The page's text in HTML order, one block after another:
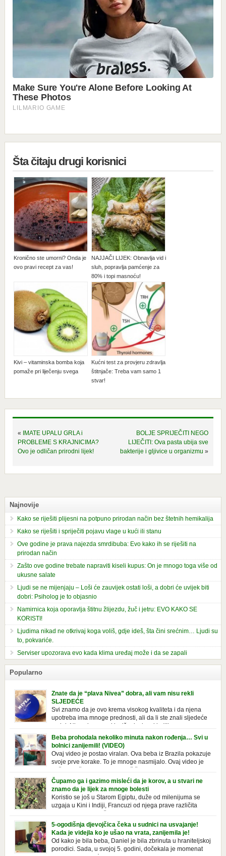
Šta čitaju drugi korisnici
Kronično ste umorni? Onda je
ovo pravi recept za vas!
NAJJAČI LIJEK: Obnavlja vid i
sluh, popravlja pamćenje za
80% i topi masnoću!
Kivi – vitaminska bomba koja
pomaže pri liječenju svega
Kućni test za provjeru zdravlja
štitnjače: Treba vam samo 1
stvar!
«
IMATE UPALU GRLA i
PROBLEME S KRAJNICIMA?
Ovo je odličan prirodni lijek!
BOLJE SPRIJEČITI NEGO
LIJEČITI: Ova pasta ubija sve
bakterije i gljivice u organizmu »
Najnovije
Kako se riješiti plijesni na potpuno prirodan način bez štetnih hemikalija
Kako se riješiti i spriječiti pojavu vlage u kući ili stanu
Ove godine je prava najezda smrdibuba: Evo kako ih se riješiti na
prirodan način
Zašto ove godine trebate napraviti kiseli kupus: On je mnogo toga više od
ukusne salate
Ljudi se ne mijenjaju – Loši će zauvijek ostati loši, a dobri će uvijek biti
dobri: Psiholog je to objasnio
Namirnica koja oporavlja štitnu žlijezdu, žuč i jetru: EVO KAKO SE
KORISTI!
Ljudima nikad ne otkrivaj koga voliš, gdje ideš, šta čini srećnim… Ljudi su
to, pokvariće.
Serviser upozorava evo kada klima uređaj može i da se zapali
Popularno
Znate da je “plava Nivea” dobra, ali vam nisu rekli
SLJEDEĆE
Svi znamo da je ovo krema visokog kvaliteta i da njena
upotreba ima mnoge prednosti, ali da li ste znali sljedeće
o njoj. Nivea krema u klasičnoj, plavoj kutiji,
prepoznatljivog mirisa i jednostavne formule, jeste nezamenljiv inventar
u kupatilima i muškaraca i žena. Mnogi ljudi se ne odvajaju od nje, pa je
čak nose sa […]
Beba prohodala nekoliko minuta nakon rođenja… Svi u
bolnici zanijemili! (VIDEO)
Ovaj video je postao viralan. Ova beba iz Brazila pokazuje
svoje prve korake. To je mnoge nasmijalo. Ovaj video je
baš neobičan. Ne viđamo baš često ovakve korake kod
novorođenih beba. Video je snimila babica, pregledalo ga je preko 80
miliona ljudi. Ove babice su ostale u čudu nakon što su vidjeli kako
beba želi […]
Čupamo ga i gazimo misleći da je korov, a u stvari ne
znamo da je lijek za mnoge bolesti
Koristio se još u Starom Egiptu, duže od milenijuma se
uzgaja u Kini i Indiji, Francuzi od njega prave različita
tradicionalna jela i čorbe… Jedino mi gazimo po njemu,
čupamo ga i bacamo kao korov! Tušt je jednogodišnji, ali vrlo uporan
“korov” koji, ka­da nam se jednom nastani u bašti ili dvorištu, teško ga se
5-ogodišnja djevojčica čeka u sudnici na usvajanje!
Kada je videjla ko je ušao na vrata, zanijemila je!
Od kako je bila beba, Daniel je bila zbrinuta u hraniteljskoj
porodici. Sada, u svojoj 5. godini, dočekala je momenat